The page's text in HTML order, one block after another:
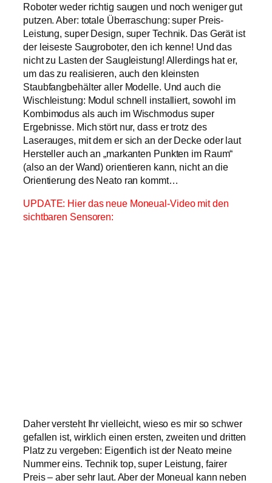
Roboter weder richtig saugen und noch weniger gut
putzen. Aber: totale Überraschung: super Preis-
Leistung, super Design, super Technik. Das Gerät ist
der leiseste Saugroboter, den ich kenne! Und das
nicht zu Lasten der Saugleistung! Allerdings hat er,
um das zu realisieren, auch den kleinsten
Staubfangbehälter aller Modelle. Und auch die
Wischleistung: Modul schnell installiert, sowohl im
Kombimodus als auch im Wischmodus super
Ergebnisse. Mich stört nur, dass er trotz des
Laserauges, mit dem er sich an der Decke oder laut
Hersteller auch an „markanten Punkten im Raum“
(also an der Wand) orientieren kann, nicht an die
Orientierung des Neato ran kommt…
UPDATE: Hier das neue Moneual-Video mit den
sichtbaren Sensoren:
Daher versteht Ihr vielleicht, wieso es mir so schwer
gefallen ist, wirklich einen ersten, zweiten und dritten
Platz zu vergeben: Eigentlich ist der Neato meine
Nummer eins. Technik top, super Leistung, fairer
Preis – aber sehr laut. Aber der Moneual kann neben